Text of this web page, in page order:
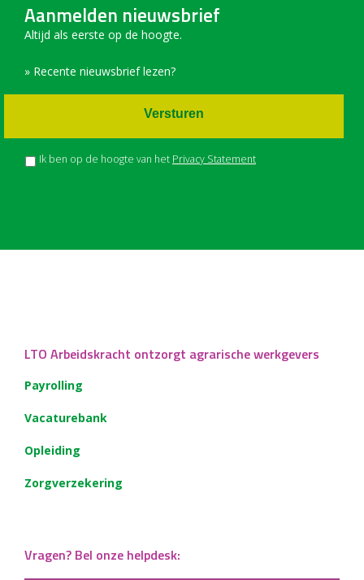
Aanmelden nieuwsbrief
Altijd als eerste op de hoogte.
» Recente nieuwsbrief lezen?
Ik ben op de hoogte van het Privacy Statement
Versturen
LTO Arbeidskracht ontzorgt agrarische werkgevers
Payrolling
Vacaturebank
Opleiding
Zorgverzekering
Vragen? Bel onze helpdesk: